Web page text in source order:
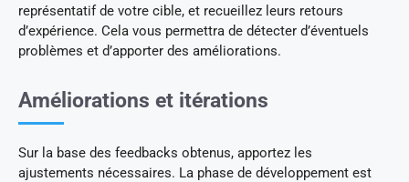
représentatif de votre cible, et recueillez leurs retours
d’expérience. Cela vous permettra de détecter d’éventuels
problèmes et d’apporter des améliorations.
Améliorations et itérations
Sur la base des feedbacks obtenus, apportez les
ajustements nécessaires. La phase de développement est